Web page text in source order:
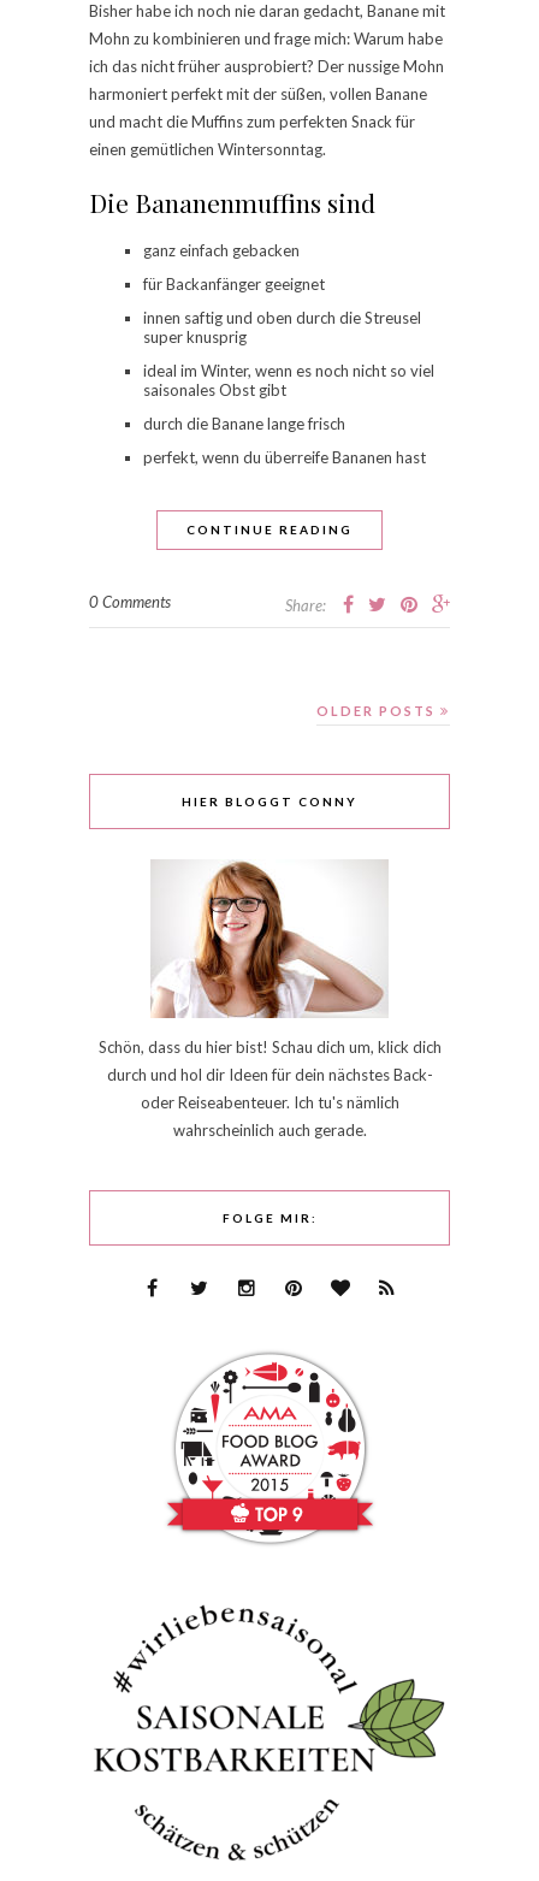
Bisher habe ich noch nie daran gedacht, Banane mit
Mohn zu kombinieren und frage mich: Warum habe
ich das nicht früher ausprobiert? Der nussige Mohn
harmoniert perfekt mit der süßen, vollen Banane
und macht die Muffins zum perfekten Snack für
einen gemütlichen Wintersonntag.
Die Bananenmuffins sind
ganz einfach gebacken
für Backanfänger geeignet
innen saftig und oben durch die Streusel
super knusprig
ideal im Winter, wenn es noch nicht so viel
saisonales Obst gibt
durch die Banane lange frisch
perfekt, wenn du überreife Bananen hast
CONTINUE READING
0 Comments Share:
OLDER POSTS
HIER BLOGGT CONNY
Schön, dass du hier bist! Schau dich um, klick dich
durch und hol dir Ideen für dein nächstes Back-
oder Reiseabenteuer. Ich tu's nämlich
wahrscheinlich auch gerade.
FOLGE MIR: